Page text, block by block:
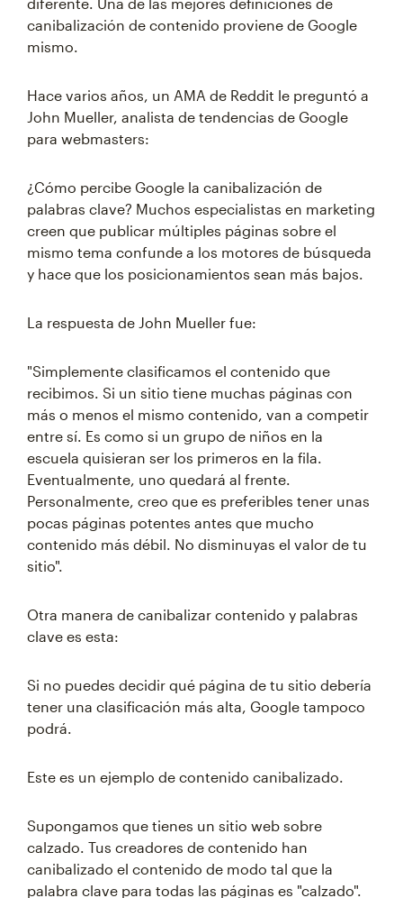
canibalización de contenido proviene de Google
mismo.
Hace varios años, un AMA de Reddit le preguntó a
John Mueller, analista de tendencias de Google
para webmasters:
¿Cómo percibe Google la canibalización de
palabras clave? Muchos especialistas en marketing
creen que publicar múltiples páginas sobre el
mismo tema confunde a los motores de búsqueda
y hace que los posicionamientos sean más bajos.
La respuesta de John Mueller fue:
"Simplemente clasificamos el contenido que
recibimos. Si un sitio tiene muchas páginas con
más o menos el mismo contenido, van a competir
entre sí. Es como si un grupo de niños en la
escuela quisieran ser los primeros en la fila.
Eventualmente, uno quedará al frente.
Personalmente, creo que es preferibles tener unas
pocas páginas potentes antes que mucho
contenido más débil. No disminuyas el valor de tu
sitio".
Otra manera de canibalizar contenido y palabras
clave es esta:
Si no puedes decidir qué página de tu sitio debería
tener una clasificación más alta, Google tampoco
podrá.
Este es un ejemplo de contenido canibalizado.
Supongamos que tienes un sitio web sobre
calzado. Tus creadores de contenido han
canibalizado el contenido de modo tal que la
palabra clave para todas las páginas es "calzado".